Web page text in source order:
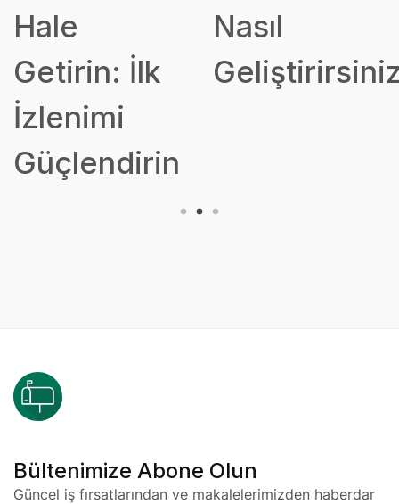
Hale
Getirin: İlk
İzlenimi
Güçlendirin
Nasıl
Bültenimize Abone Olun
Güncel iş fırsatlarından ve makalelerimizden haberdar